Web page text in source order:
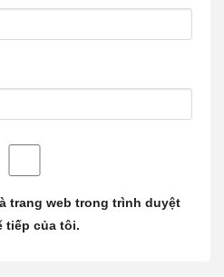
trang web trong trình duyệt
tiếp của tôi.